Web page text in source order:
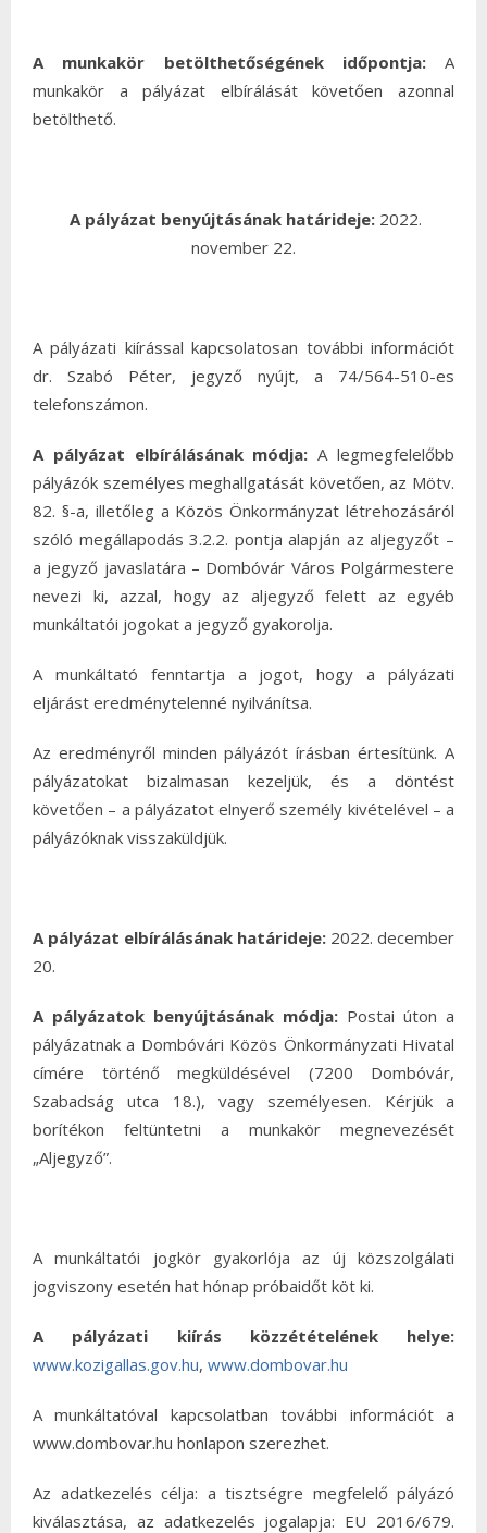
A munkakör betölthetőségének időpontja: A
munkakör a pályázat elbírálását követően azonnal
betölthető.
A pályázat benyújtásának határideje: 2022.
november 22.
A pályázati kiírással kapcsolatosan további információt
dr. Szabó Péter, jegyző nyújt, a 74/564-510-es
telefonszámon.
A pályázat elbírálásának módja: A legmegfelelőbb
pályázók személyes meghallgatását követően, az Mötv.
82. §-a, illetőleg a Közös Önkormányzat létrehozásáról
szóló megállapodás 3.2.2. pontja alapján az aljegyzőt –
a jegyző javaslatára – Dombóvár Város Polgármestere
nevezi ki, azzal, hogy az aljegyző felett az egyéb
munkáltatói jogokat a jegyző gyakorolja.
A munkáltató fenntartja a jogot, hogy a pályázati
eljárást eredménytelenné nyilvánítsa.
Az eredményről minden pályázót írásban értesítünk. A
pályázatokat bizalmasan kezeljük, és a döntést
követően – a pályázatot elnyerő személy kivételével – a
pályázóknak visszaküldjük.
A pályázat elbírálásának határideje: 2022. december
20.
A pályázatok benyújtásának módja: Postai úton a
pályázatnak a Dombóvári Közös Önkormányzati Hivatal
címére történő megküldésével (7200 Dombóvár,
Szabadság utca 18.), vagy személyesen. Kérjük a
borítékon feltüntetni a munkakör megnevezését
„Aljegyző”.
A munkáltatói jogkör gyakorlója az új közszolgálati
jogviszony esetén hat hónap próbaidőt köt ki.
A pályázati kiírás közzétételének helye:
www.kozigallas.gov.hu, www.dombovar.hu
A munkáltatóval kapcsolatban további információt a
www.dombovar.hu honlapon szerezhet.
Az adatkezelés célja: a tisztségre megfelelő pályázó
kiválasztása, az adatkezelés jogalapja: EU 2016/679.